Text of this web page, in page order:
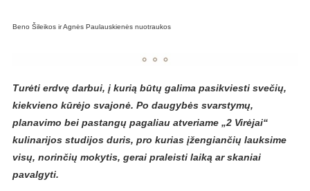
Beno Šileikos ir Agnės Paulauskienės nuotraukos
Turėti erdvę darbui, į kurią būtų galima pasikviesti svečių,
kiekvieno kūrėjo svajonė. Po daugybės svarstymų,
planavimo bei pastangų pagaliau atveriame „2 Virėjai“
kulinarijos studijos duris, pro kurias įžengiančių lauksime
visų, norinčių mokytis, gerai praleisti laiką ar skaniai
pavalgyti.